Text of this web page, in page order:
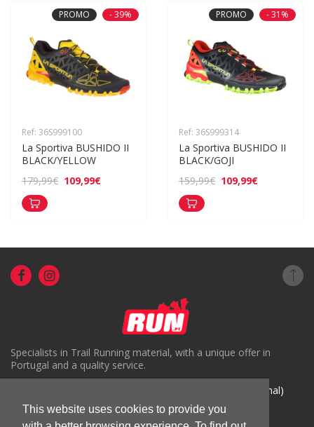
This website uses cookies to provide you
PROMO - 39%
Ref: 36S999100
La Sportiva BUSHIDO II
BLACK/YELLOW
179,99€ 109,99€
PROMO - 31%
Ref: 36S999314
La Sportiva BUSHIDO II
BLACK/GOJI
159,99€ 109,99€
Specialists in Trail Running material, with a unique offer in
Portugal and a quality service.
( +351) 918816191 (Chamada para rede móvel nacional)
geral@run.pt